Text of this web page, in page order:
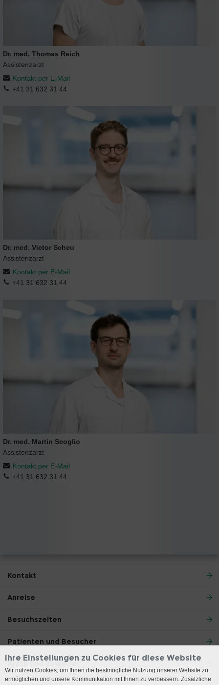
Dr. med. Thomas Reich
Assistenzarzt
Kontakt per E-Mail
+41 31 632 31 44
Dr. med. Victor Scheu
Assistenzarzt
Kontakt per E-Mail
+41 31 632 31 44
Dr. med. Martin Scoglio
Assistenzarzt
Kontakt per E-Mail
+41 31 632 31 44
Kontakt
Anreise
Besuchszeiten
Patienten und Besucher
Ärzte und Zuweiser
Ihre Einstellungen zu Cookies für diese Website
Wir nutzen Cookies, um Ihnen die bestmögliche Nutzung unserer Website zu
ermöglichen und unsere Kommunikation mit Ihnen zu verbessern. Zusätzliche